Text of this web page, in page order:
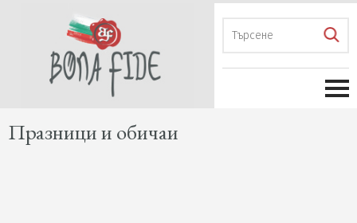
Празници и обичаи